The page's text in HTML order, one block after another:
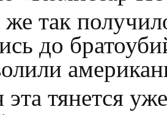
же так
до
тянется